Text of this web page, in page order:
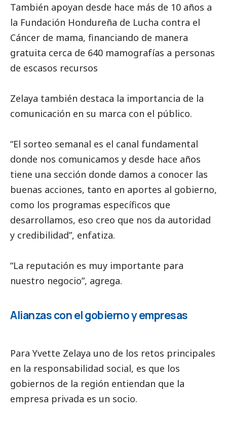
También apoyan desde hace más de 10 años a
la Fundación Hondureña de Lucha contra el
Cáncer de mama, financiando de manera
gratuita cerca de 640 mamografías a personas
de escasos recursos
Zelaya también destaca la importancia de la
comunicación en su marca con el público.
“El sorteo semanal es el canal fundamental
donde nos comunicamos y desde hace años
tiene una sección donde damos a conocer las
buenas acciones, tanto en aportes al gobierno,
como los programas específicos que
desarrollamos, eso creo que nos da autoridad
y credibilidad”, enfatiza.
“La reputación es muy importante para
nuestro negocio”, agrega.
Alianzas con el gobierno y empresas
Para Yvette Zelaya uno de los retos principales
en la responsabilidad social, es que los
gobiernos de la región entiendan que la
empresa privada es un socio.